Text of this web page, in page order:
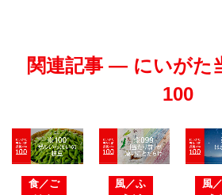
関連記事 — にいがた
100
食／ご
風／ふ
風